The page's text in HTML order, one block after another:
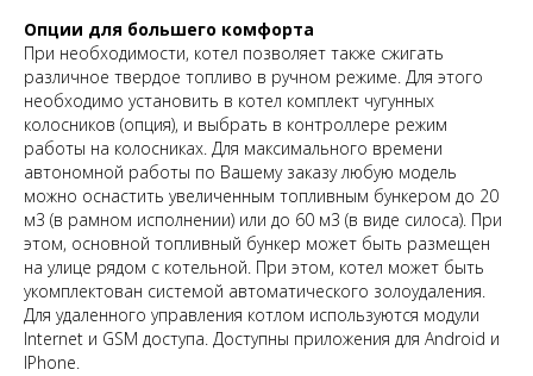
Опции для большего комфорта
При необходимости, котел позволяет также сжигать
различное твердое топливо в ручном режиме. Для этого
необходимо установить в котел комплект чугунных
колосников (опция), и выбрать в контроллере режим
работы на колосниках. Для максимального времени
автономной работы по Вашему заказу любую модель
можно оснастить увеличенным топливным бункером до 20
м3 (в рамном исполнении) или до 60 м3 (в виде силоса). При
этом, основной топливный бункер может быть размещен
на улице рядом с котельной. При этом, котел может быть
укомплектован системой автоматического золоудаления.
Для удаленного управления котлом используются модули
Internet и GSM доступа. Доступны приложения для Android и
IPhone.